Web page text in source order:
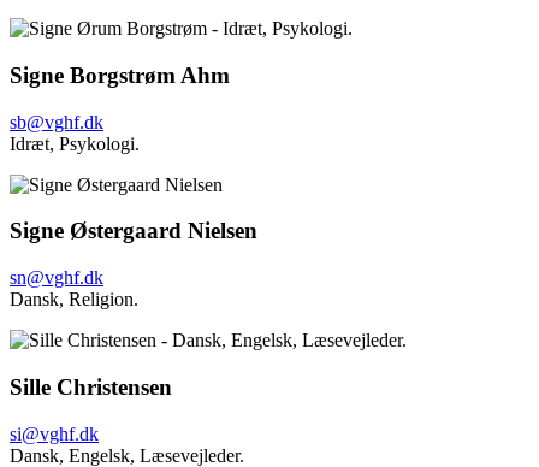
Signe Borgstrøm Ahm
sb@vghf.dk
Idræt, Psykologi.
Signe Østergaard Nielsen
sn@vghf.dk
Dansk, Religion.
Sille Christensen
si@vghf.dk
Dansk, Engelsk, Læsevejleder.